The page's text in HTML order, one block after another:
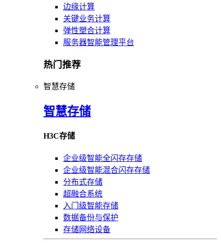
边缘计算
关键业务计算
弹性塑合计算
服务器智能管理平台
热门推荐
智慧存储
智慧存储
H3C存储
企业级智能全闪存存储
企业级智能混合闪存存储
分布式存储
超融合系统
入门级智能存储
数据备份与保护
存储网络设备